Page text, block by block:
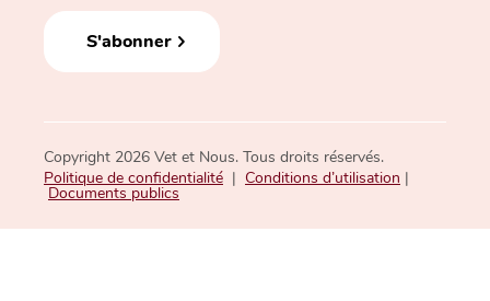
S'abonner
Copyright 2026 Vet et Nous. Tous droits réservés.
Politique de confidentialité | Conditions d’utilisation |
Documents publics